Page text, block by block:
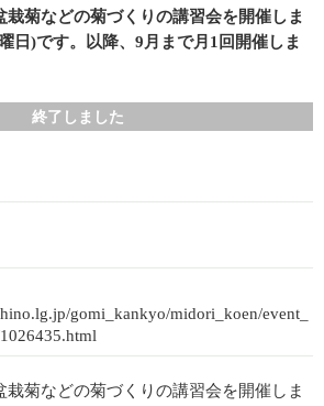
栽菊などの菊づくりの講習会を開催しま
日)です。以降、9月まで月1回開催しま
終了しました
gomi_kankyo/midori_koen/event_
栽菊などの菊づくりの講習会を開催しま